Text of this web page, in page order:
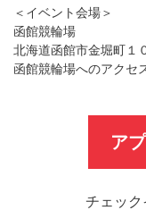
＜イベント会場＞
函館競輪場
北海道函館市金堀町１
函館競輪場へのアクセ
ア
チェック